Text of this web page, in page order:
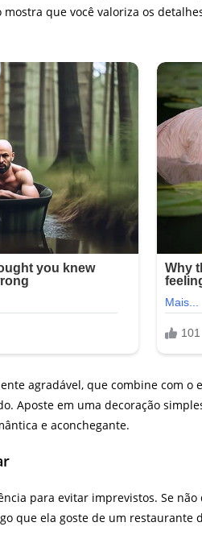
que você valoriza os
agradável, que combine com o
Aposte em uma decoração
e aconchegante.
para evitar imprevistos. Se
que ela goste de um restaurante